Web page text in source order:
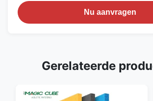
Nu aanvragen
Gerelateerde